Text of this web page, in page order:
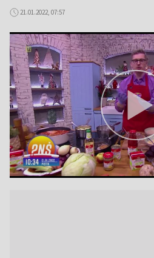
21.01.2022, 07:57